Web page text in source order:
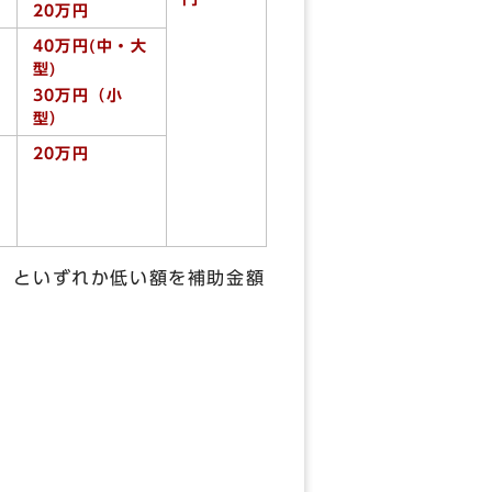
20万円
40万円(中・大
型)
30万円（小
型）
20万円
といずれか低い額を補助金額